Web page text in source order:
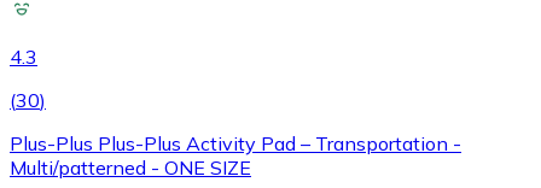
4.3
(30)
Plus-Plus Plus-Plus Activity Pad – Transportation -
Multi/patterned - ONE SIZE